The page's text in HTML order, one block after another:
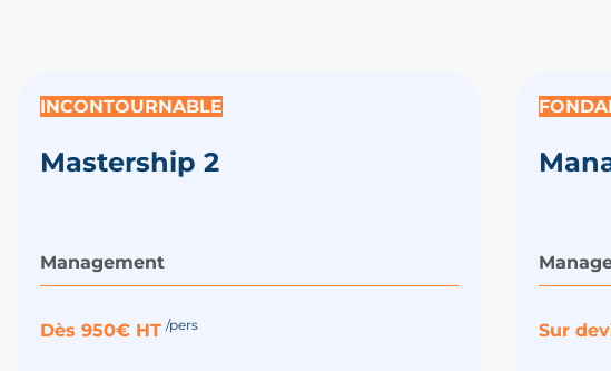
INCONTOURNABLE
Mastership 2
Management
Dès 950€ HT /pers Sur